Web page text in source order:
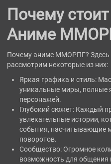
Почему
Аниме
Почему аниме ММОРПГ? Здесь
рассмотрим некоторые из них:
Яркая графика и стиль:
уникальные миры, полные
персонажей.
Глубокий сюжет: Каждый
увлекательные истории,
события, насчитывающие
поворотов.
Сообщество: Огромное
возможность для общения